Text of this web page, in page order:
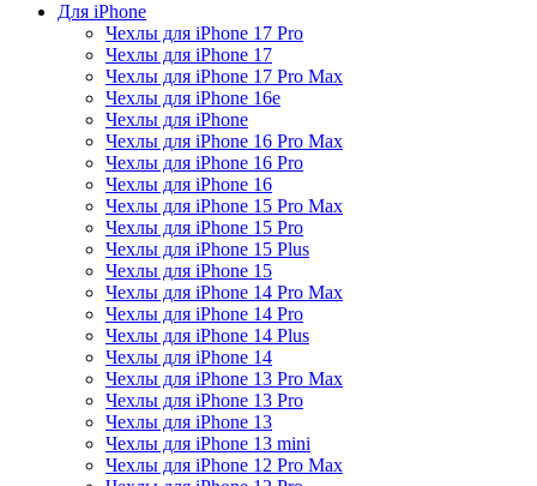
Для iPhone
Чехлы для iPhone 17 Pro
Чехлы для iPhone 17
Чехлы для iPhone 17 Pro Max
Чехлы для iPhone 16e
Чехлы для iPhone
Чехлы для iPhone 16 Pro Max
Чехлы для iPhone 16 Pro
Чехлы для iPhone 16
Чехлы для iPhone 15 Pro Max
Чехлы для iPhone 15 Pro
Чехлы для iPhone 15 Plus
Чехлы для iPhone 15
Чехлы для iPhone 14 Pro Max
Чехлы для iPhone 14 Pro
Чехлы для iPhone 14 Plus
Чехлы для iPhone 14
Чехлы для iPhone 13 Pro Max
Чехлы для iPhone 13 Pro
Чехлы для iPhone 13
Чехлы для iPhone 13 mini
Чехлы для iPhone 12 Pro Max